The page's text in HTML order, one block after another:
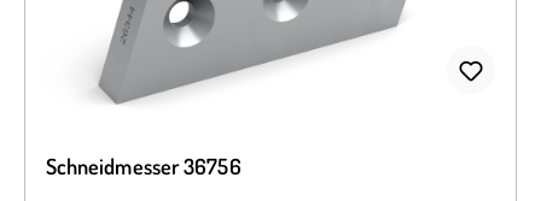
Schneidmesser 36756